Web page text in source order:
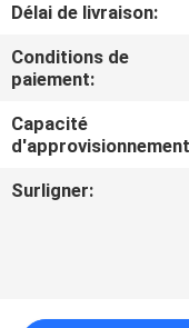
CONTRÔLE
DE
QUALITÉ
CONTACTEZ-
NOUS
Délai de livraison:
Conditions de
paiement:
Capacité
Surligner: